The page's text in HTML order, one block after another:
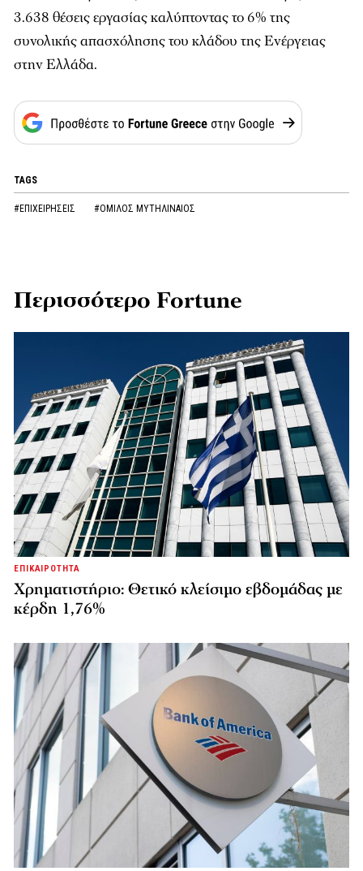
3.638 θέσεις εργασίας καλύπτοντας το 6% της
συνολικής απασχόλησης του κλάδου της Ενέργειας
στην Ελλάδα.
TAGS
#ΕΠΙΧΕΙΡΗΣΕΙΣ #ΟΜΙΛΟΣ ΜΥΤΗΛΙΝΑΙΟΣ
Περισσότερο Fortune
ΕΠΙΚΑΙΡΟΤΗΤΑ
Χρηματιστήριο: Θετικό κλείσιμο εβδομάδας με
κέρδη 1,76%